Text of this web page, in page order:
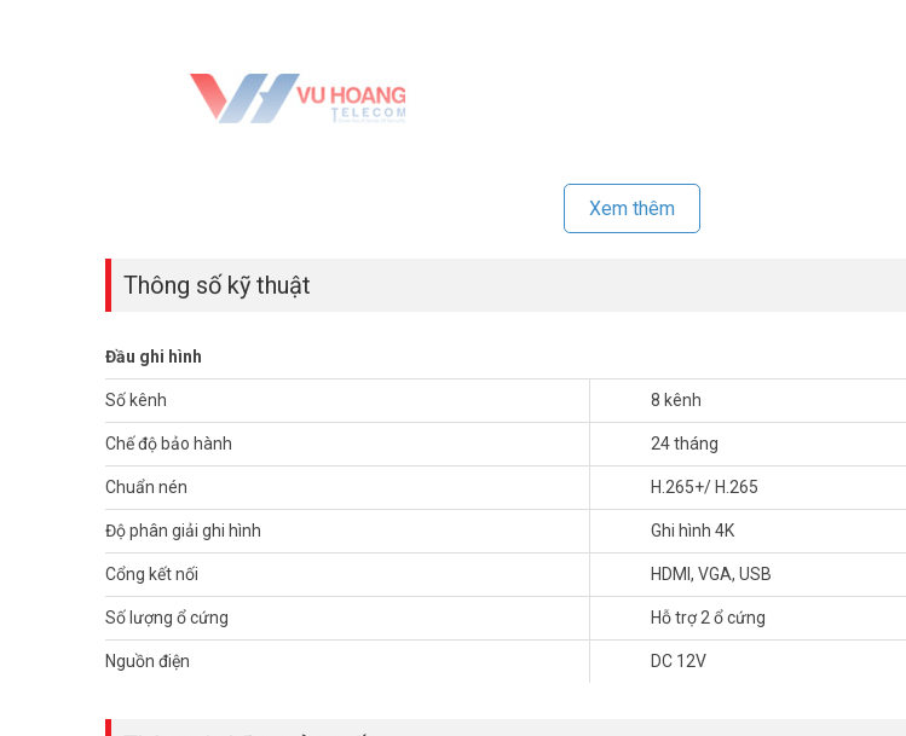
có tính ổn định cao, kết nối với hệ thống camera cho chất lượng hình ảnh sắc nét.
Xem thêm
Thông số kỹ thuật
Đầu ghi hình
Số kênh 8 kênh
Chế độ bảo hành 24 tháng
Chuẩn nén H.265+/ H.265
Độ phân giải ghi hình Ghi hình 4K
Cổng kết nối HDMI, VGA, USB
Số lượng ổ cứng Hỗ trợ 2 ổ cứng
Nguồn điện DC 12V